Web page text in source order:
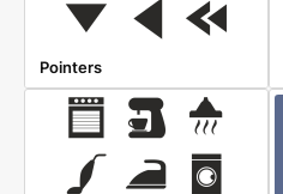
Pointers